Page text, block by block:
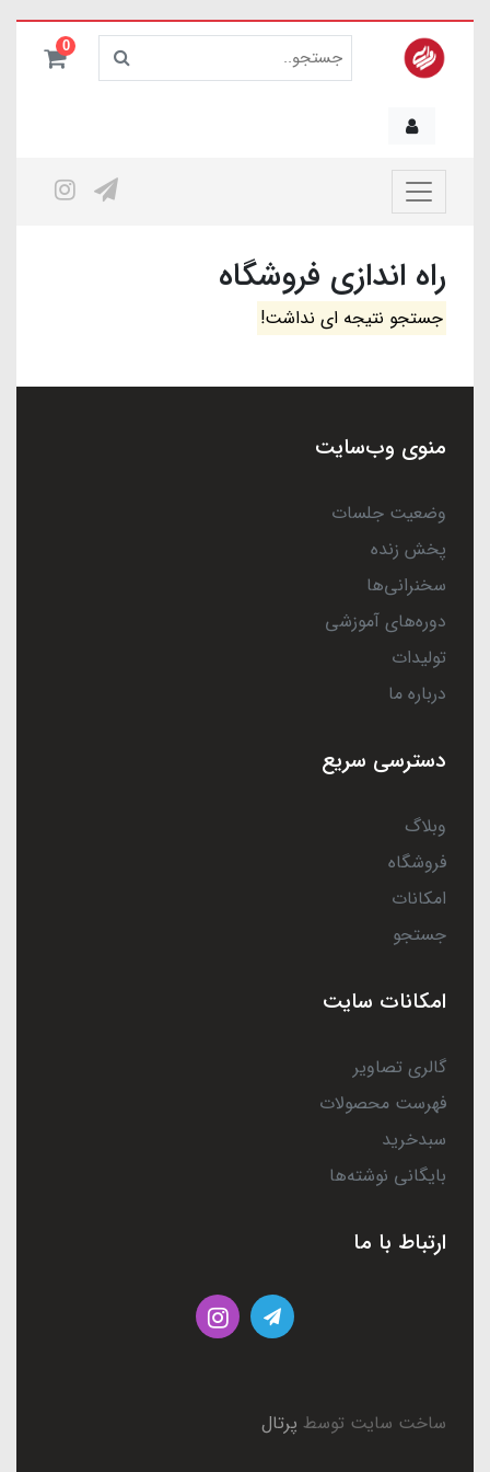
0
راه اندازی فروشگاه
جستجو نتیجه ای نداشت!
منوی وب‌سایت
وضعیت جلسات
پخش زنده
سخنرانی‌ها
دوره‌های آموزشی
تولیدات
درباره ما
دسترسی سریع
وبلاگ
فروشگاه
امکانات
جستجو
امکانات سایت
گالری تصاویر
فهرست محصولات
سبدخرید
بایگانی نوشته‌ها
ارتباط با ما
ساخت سایت توسط پرتال